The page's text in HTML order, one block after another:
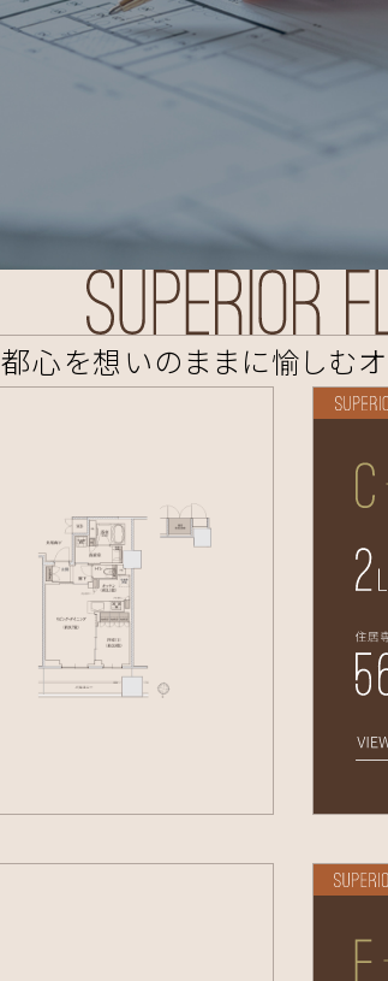
都心を想いのままに愉しむ